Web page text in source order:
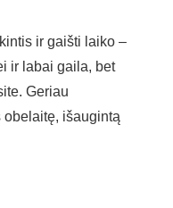
ir gaišti laiko –
ir labai gaila, bet
Geriau
išaugintą